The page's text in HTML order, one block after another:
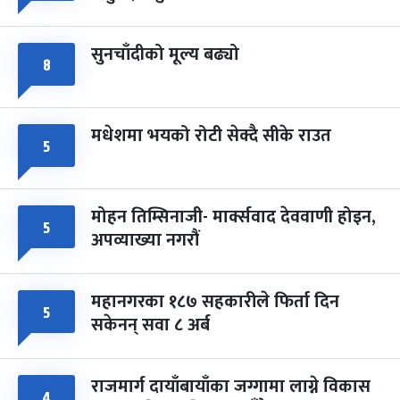
८ सुनचाँदीको मूल्य बढ्यो
५ मधेशमा भयको रोटी सेक्दै सीके राउत
५ मोहन तिम्सिनाजी- मार्क्सवाद देववाणी होइन,
अपव्याख्या नगरौं
५ महानगरका १८७ सहकारीले फिर्ता दिन
सकेनन् सवा ८ अर्ब
राजमार्ग दायाँबायाँका जग्गामा लाग्ने विकास